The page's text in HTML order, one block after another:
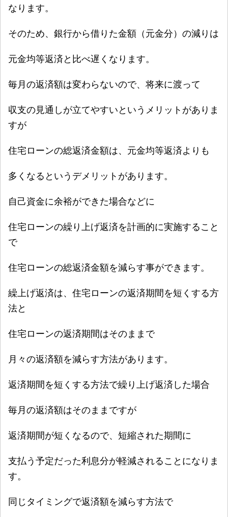
なります。
そのため、銀行から借りた金額（元金分） の減りは
元金均等返済と比べ遅く なります。
毎月の返済額は変わらないので、将来に渡って
収支の見通しが立てやすいというメリットがありま
すが
住宅ローンの総返済金額は、元金均等返済よりも
多くなる というデメリットがあります。
自己資金に余裕ができた場合などに
住宅ローンの繰り上げ返済を計画的に実施すること
で
住宅ローンの総返済金額を減らす事ができます。
繰上げ返済は、住宅ローンの返済期間を短くする方
法と
住宅ローンの返済期間はそのままで
月々の返済額を減らす方法があります。
返済期間を短くする方法で繰り上げ返済した場合
毎月の返済額はそのままですが
返済期間が短くなるので、短縮された期間に
支払う予定だった利息分が軽減されることになりま
す。
同じタイミングで返済額を減らす方法で